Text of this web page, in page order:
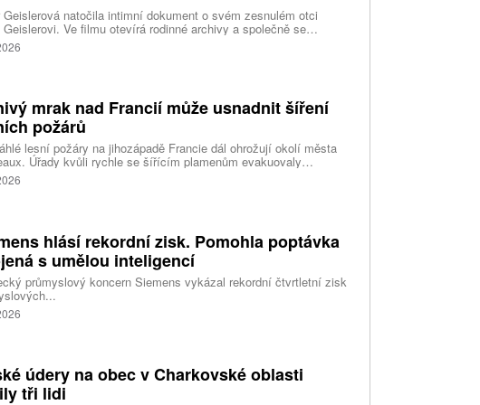
Geislerová natočila intimní dokument o svém zesnulém otci
Geislerovi. Ve filmu otevírá rodinné archivy a společně se
Aňou skládá portrét talentovaného muže, který měl v sobě
i temnější stránku.
mrak nad Francií může usnadnit šíření
požárů
lesní požáry na jihozápadě Francie dál ohrožují okolí města
Úřady kvůli rychle se šířícím plamenům evakuovaly
lidí a nevylučují ani další rozšiřování bezpečnostních
Hasiči zároveň čelí neobvyklému jevu, který podle nich
hlásí rekordní zisk. Pomohla poptávka
s umělou inteligencí
průmyslový koncern Siemens vykázal rekordní čtvrtletní zisk
údery na obec v Charkovské oblasti
tři lidi